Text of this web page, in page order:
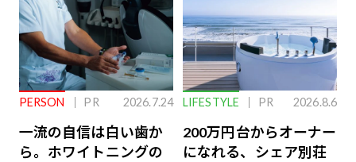
PERSON PR 2026.7.24
一流の自信は白い歯か
ら。ホワイトニングの
LIFESTYLE PR 2026.8.6
200万円台からオーナー
になれる、シェア別荘